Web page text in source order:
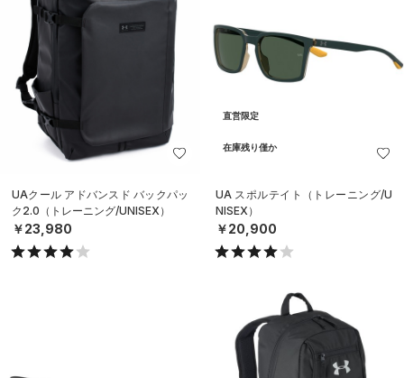
UAクール アドバンスド バックパッ
ク2.0（トレーニング/UNISEX）
￥23,980
直営限定
在庫残り僅か
UA スポルテイト（トレーニング/U
NISEX）
￥20,900